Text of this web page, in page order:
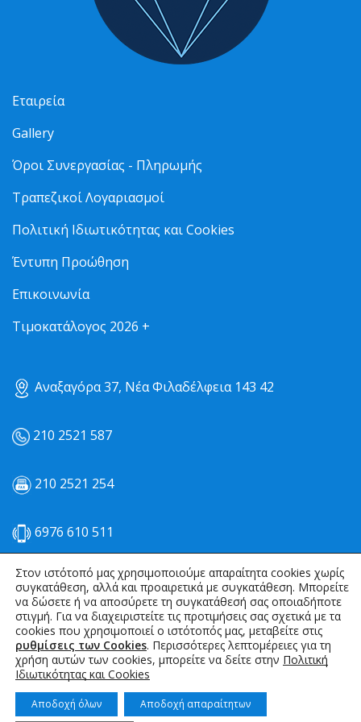
Εταιρεία
Gallery
Όροι Συνεργασίας - Πληρωμής
Τραπεζικοί Λογαριασμοί
Πολιτική Ιδιωτικότητας και Cookies
Έντυπη Προώθηση
Επικοινωνία
Τιμοκατάλογος 2026 +
Αναξαγόρα 37, Νέα Φιλαδέλφεια 143 42
210 2521 587
210 2521 254
6976 610 511
kmemail@otenet.gr
info@kmirrigation.com
kmirrigation ΚΜ ΑΡΔΕΥΤΙΚΑ
Στον ιστότοπό μας χρησιμοποιούμε απαραίτητα cookies χωρίς
συγκατάθεση, αλλά και προαιρετικά με συγκατάθεση. Μπορείτε
να δώσετε ή να αποσύρετε τη συγκατάθεσή σας οποιαδήποτε
στιγμή. Για να διαχειριστείτε τις προτιμήσεις σας σχετικά με τα
cookies που χρησιμοποιεί ο ιστότοπός μας, μεταβείτε στις
ρυθμίσεις των Cookies. Περισσότερες λεπτομέρειες για τη
χρήση αυτών των cookies, μπορείτε να δείτε στην Πολιτική
Ιδιωτικότητας και Cookies
Αποδοχή όλων Αποδοχή απαραίτητων